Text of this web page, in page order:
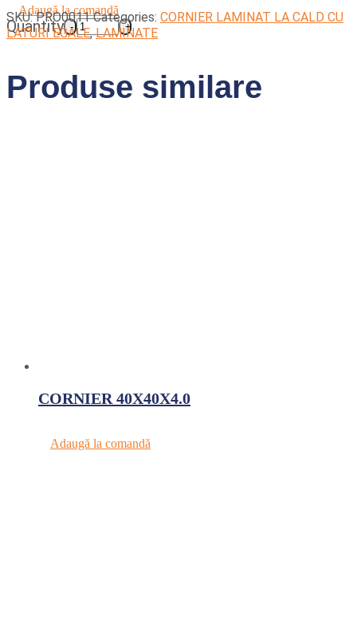
Adaugă la comandă
Quantity
SKU:PRO0011 Categories: CORNIER LAMINAT LA CALD CU
LATURI EGALE,LAMINATE
Produse similare
CORNIER 40X40X4.0
Adaugă la comandă